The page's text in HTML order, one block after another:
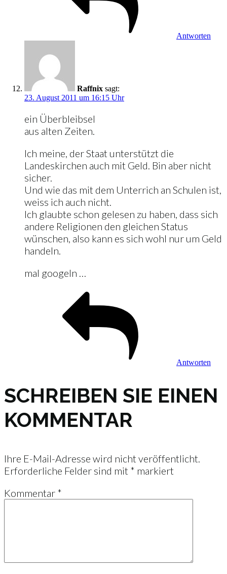
Antworten
Raffnix sagt:
23. August 2011 um 16:15 Uhr
ein Überbleibsel
aus alten Zeiten.
Ich meine, der Staat unterstützt die
Landeskirchen auch mit Geld. Bin aber nicht
sicher.
Und wie das mit dem Unterrich an Schulen ist,
weiss ich auch nicht.
Ich glaubte schon gelesen zu haben, dass sich
andere Religionen den gleichen Status
wünschen, also kann es sich wohl nur um Geld
handeln.
mal googeln …
Antworten
SCHREIBEN SIE EINEN
KOMMENTAR
Ihre E-Mail-Adresse wird nicht veröffentlicht.
Erforderliche Felder sind mit * markiert
Kommentar *